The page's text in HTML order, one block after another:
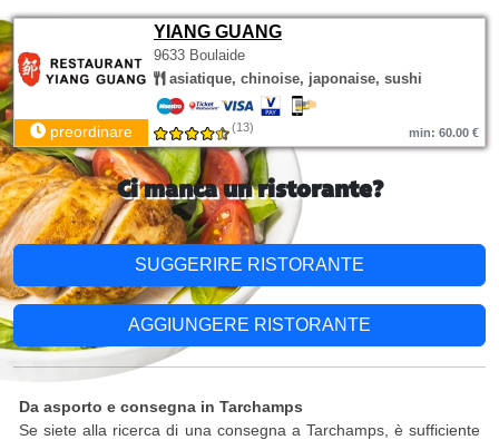
YIANG GUANG
9633 Boulaide
asiatique, chinoise, japonaise, sushi
preordinare (13) min: 60.00 €
Ci manca un ristorante?
SUGGERIRE RISTORANTE
AGGIUNGERE RISTORANTE
Da asporto e consegna in Tarchamps
Se siete alla ricerca di una consegna a Tarchamps, è sufficiente